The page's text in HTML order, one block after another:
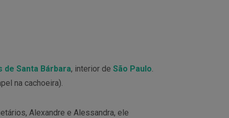
de Santa Bárbara, interior de São Paulo.
na cachoeira).
Alexandre e Alessandra, ele